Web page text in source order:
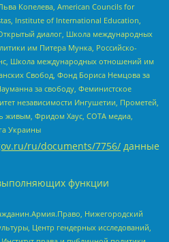
Копелева, American Councils for
Institute of International Education,
диалог, Школа международных
им Питера Мунка, Российско-
Школа международных отношений им
Свобод, Фонд Бориса Немцова за
за свободу, Феминистское
независимости Ингушетии, Прометей,
живым, Фридом Хаус, СОТА медиа,
Украины
ru/documents/7756/ данные
функции
Нижегородский
Центр гендерных исследований,